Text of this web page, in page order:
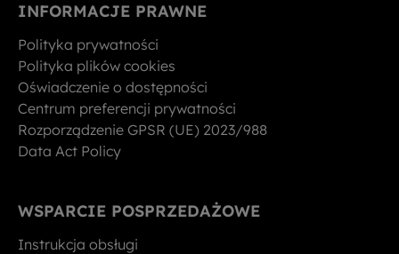
INFORMACJE PRAWNE
Polityka prywatności
Polityka plików cookies
Oświadczenie o dostępności
Centrum preferencji prywatności
Rozporządzenie GPSR (UE) 2023/988
Data Act Policy
WSPARCIE POSPRZEDAŻOWE
Instrukcja obsługi